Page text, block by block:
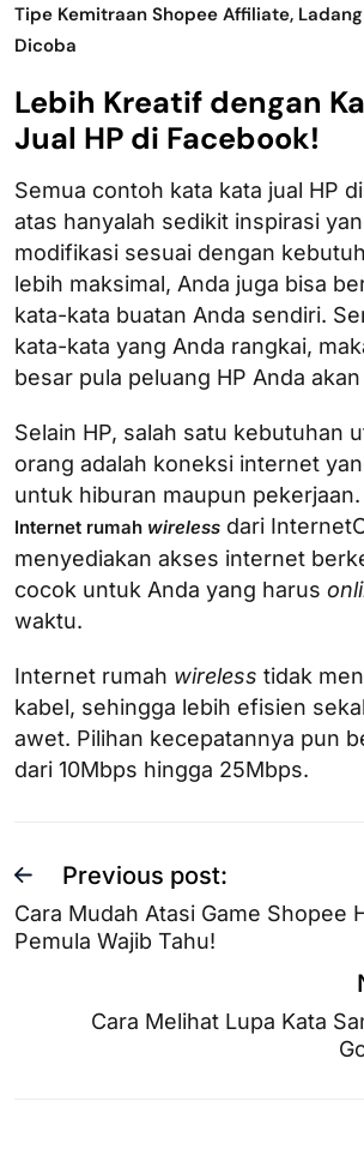
Tipe Kemitraan Shopee Affiliate,
Dicoba
Lebih Kreatif dengan
Jual HP di Facebook!
Semua contoh kata kata jual HP
atas hanyalah sedikit inspirasi
modifikasi sesuai dengan
lebih maksimal, Anda juga bisa
kata-kata buatan Anda sendiri.
kata-kata yang Anda rangkai,
besar pula peluang HP Anda
Selain HP, salah satu kebutuhan
orang adalah koneksi internet
untuk hiburan maupun pekerjaan.
Internet rumah wireless dari
menyediakan akses internet
cocok untuk Anda yang harus
waktu.
Internet rumah wireless tidak
kabel, sehingga lebih efisien
awet. Pilihan kecepatannya pun
dari 10Mbps hingga 25Mbps.
Previous post:
Cara Mudah Atasi Game Shopee
Pemula Wajib Tahu!
Cara Melihat Lupa Kata